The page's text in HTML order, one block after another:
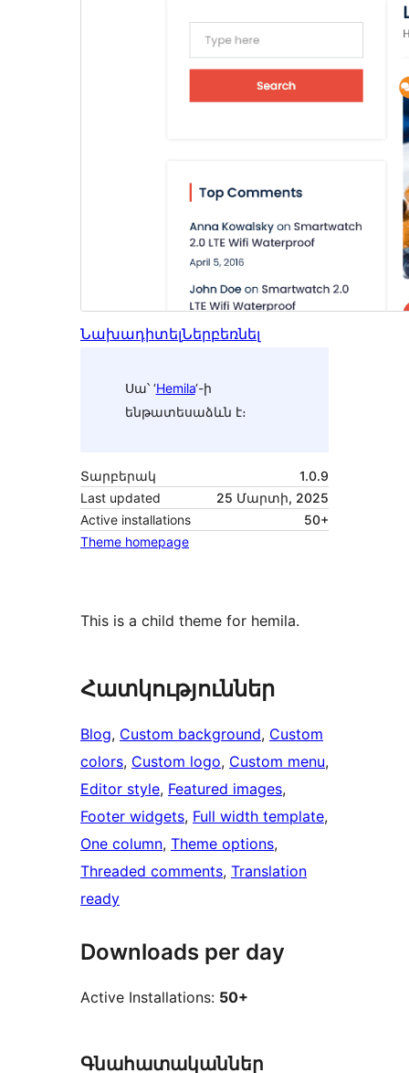
ՆախադիտելՆերբեռնել
Սա՝ ‘Hemila‘-ի
ենթատեսաձևն է։
Տարբերակ
1.0.9
Last updated
25 Մարտի, 2025
Active installations
50+
Theme homepage
This is a child theme for hemila.
Հատկություններ
Blog, Custom background, Custom
colors, Custom logo, Custom menu
Editor style, Featured images
Footer widgets, Full width template
One column, Theme options
Threaded comments, Translation
ready
Downloads per day
Active Installations: 50+
Գնահատականներ